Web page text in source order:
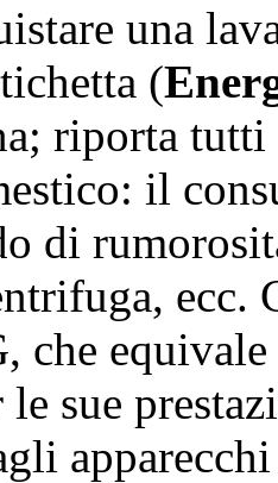
una
(
riporta
il
di
ecc.
che
le sue